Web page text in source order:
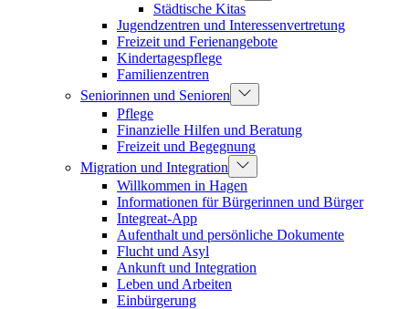
Städtische Kitas
Jugendzentren und Interessenvertretung
Freizeit und Ferienangebote
Kindertagespflege
Familienzentren
Seniorinnen und Senioren
Pflege
Finanzielle Hilfen und Beratung
Freizeit und Begegnung
Migration und Integration
Willkommen in Hagen
Informationen für Bürgerinnen und Bürger
Integreat-App
Aufenthalt und persönliche Dokumente
Flucht und Asyl
Ankunft und Integration
Leben und Arbeiten
Einbürgerung